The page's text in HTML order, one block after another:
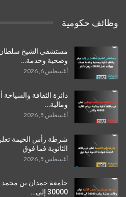
وظائف حكومية
مستشفى الشيخ سلطان
وصحية وخدمة…
أغسطس 6, 2026
دائرة الثقافة
ومالية…
أغسطس 5, 2026
شرطة رأس الخيمة
الثانوية فما فوق
أغسطس 5, 2026
جامعة حمدان بن محمد
30000 إلى…